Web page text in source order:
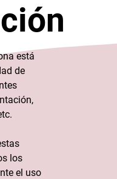
está
de
los
el uso